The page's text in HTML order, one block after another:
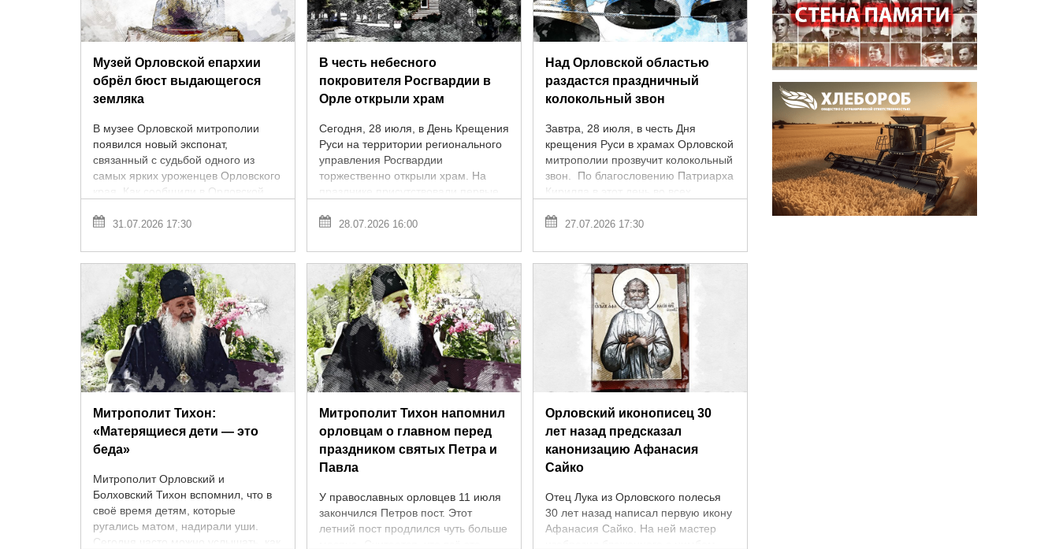
Музей Орловской епархии
обрёл бюст выдающегося
земляка
В музее Орловской митрополии
появился новый экспонат,
связанный с судьбой одного из
самых ярких уроженцев Орловского
края. Как сообщили в Орловской
передан ...
31.07.2026 17:30
В честь небесного
покровителя Росгвардии в
Орле открыли храм
Сегодня, 28 июля, в День Крещения
Руси на территории регионального
управления Росгвардии
торжественно открыли храм. На
семьи ...
28.07.2026 16:00
Над Орловской областью
раздастся праздничный
колокольный звон
Завтра, 28 июля, в честь Дня
крещения Руси в храмах Орловской
митрополии прозвучит колокольный
звон. По благословению Патриарха
Кирилла в этот день во всех
27.07.2026 17:30
Митрополит Тихон:
«Матерящиеся дети — это
беда»
Митрополит Орловский и
Болховский Тихон вспомнил, что в
своё время детям, которые
ругались матом, надирали уши.
Сегодня часто можно услышать, как
Митрополит Тихон напомнил
орловцам о главном перед
праздником святых Петра и
Павла
У православных орловцев 11 июля
закончился Петров пост. Этот
летний пост продлился чуть больше
Орловский иконописец 30
лет назад предсказал
канонизацию Афанасия
Сайко
Отец Лука из Орловского полесья
30 лет назад написал первую икону
Афанасия Сайко. На ней мастер